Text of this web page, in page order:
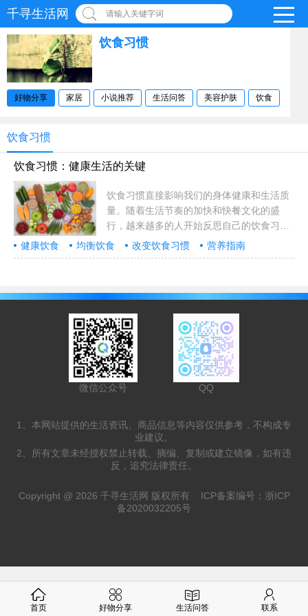
千寻生活网 请输入关键字词
饮食习惯
好物分享 家居 小说推荐 生活问答 美容护肤 饮食
饮食习惯
饮食习惯：健康生活的关键
饮食习惯直接影响我们的身体健康和生活质
量。随着生活节奏的加快和快餐文化的盛
行，越来越多的人开始反思自己的饮食习
惯。正确的饮食习惯不仅能帮助我们保持健
康的体重，还能预防许多慢性疾病，如心脏
健康饮食 均衡饮食 改变饮食习惯
营养指南
饮食习惯
微信公众号 QQ
1、本网站提供的生活资讯、商品信息等内容仅供参考，不构成专
业建议。
2、所有文章未经授权禁止转载、摘编、复制或建立镜像，如有违
反，追究法律责任。
Copyright @ 2026 千寻生活网 版权所有 ICP备案编号：浙ICP
备2020032205号
首页 好物分享 生活问答 联系